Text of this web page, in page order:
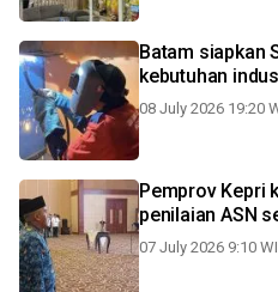
Batam siapkan
kebutuhan
08 July 2026 19:20
Pemprov Kepri
penilaian ASN
07 July 2026 9:10